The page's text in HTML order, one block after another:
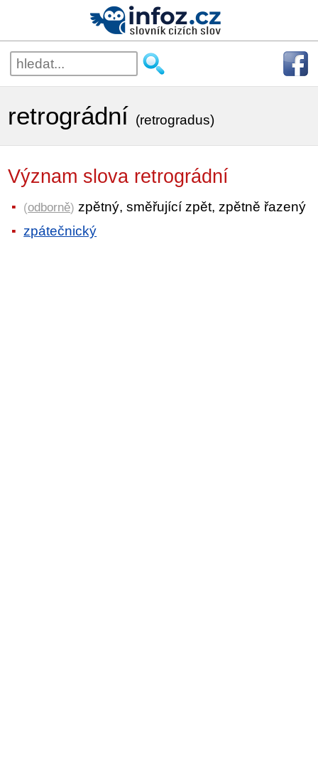
retrográdní (retrogradus)
Význam slova retrográdní
(odborně) zpětný, směřující zpět, zpětně řazený
zpátečnický